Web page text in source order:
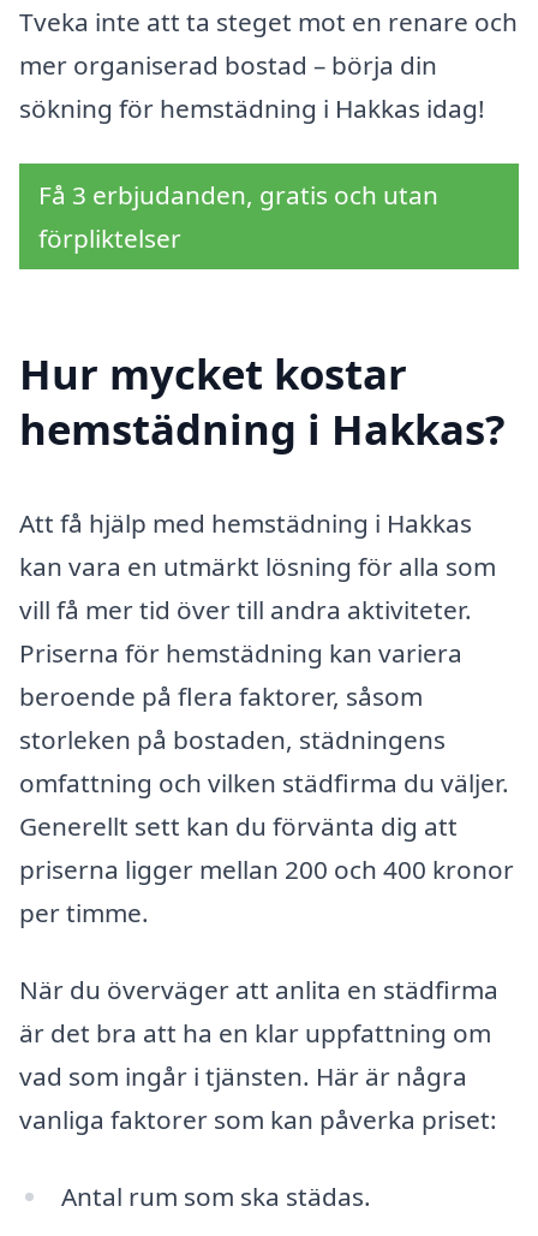
Tveka inte att ta steget mot en renare och
mer organiserad bostad – börja din
sökning för hemstädning i Hakkas idag!
Få 3 erbjudanden, gratis och utan
förpliktelser
Hur mycket kostar
hemstädning i Hakkas?
Att få hjälp med hemstädning i Hakkas
kan vara en utmärkt lösning för alla som
vill få mer tid över till andra aktiviteter.
Priserna för hemstädning kan variera
beroende på flera faktorer, såsom
storleken på bostaden, städningens
omfattning och vilken städfirma du väljer.
Generellt sett kan du förvänta dig att
priserna ligger mellan 200 och 400 kronor
per timme.
När du överväger att anlita en städfirma
är det bra att ha en klar uppfattning om
vad som ingår i tjänsten. Här är några
vanliga faktorer som kan påverka priset:
Antal rum som ska städas.